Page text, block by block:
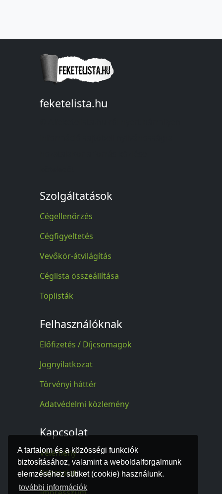
A tartalom és a közösségi funkciók
biztosításához, valamint a weboldalforgalmunk
elemzéséhez sütiket (cookie) használunk.
további információk
feketelista.hu
Szolgáltatások
Cégellenőrzés
Cégfigyeltetés
Vevőkör-átvilágítás
Céglista összeállítása
Toplisták
Felhasználóknak
Előfizetés / Díjcsomagok
Jognyilatkozat
Törvényi háttér
Adatvédelmi közlemény
Kapcsolat
Vélemény
Kapcsolat